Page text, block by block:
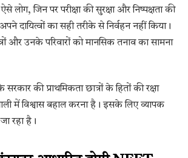
लोग, जिन पर परीक्षा की सुरक्षा और निष्पक्षता की
अपने दायित्वों का सही तरीके से निर्वहन नहीं किया।
और उनके परिवारों को मानसिक तनाव का सामना
सरकार की प्राथमिकता छात्रों के हितों की रक्षा
में विश्वास बहाल करना है। इसके लिए व्यापक
रहा है।